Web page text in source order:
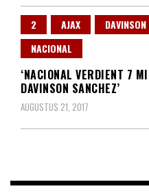
2 AJAX
NACIONAL
‘NACIONAL VERDIENT 7
DAVINSON SANCHEZ’
AUGUSTUS 21, 2017